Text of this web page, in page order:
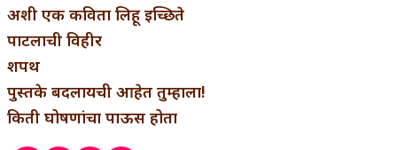
अशी एक कविता लिहू इच्छिते
पाटलाची विहीर
शपथ
पुस्तके बदलायची आहेत तुम्हाला!
किती घोषणांचा पाऊस होता